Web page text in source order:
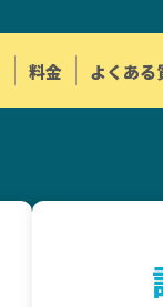
料金 よくある